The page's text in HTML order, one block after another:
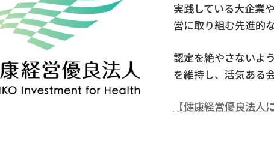
実践している大企業
営に取り組む先進的
認定を絶やさないよ
を維持し、活気ある
【健康経営優良法人